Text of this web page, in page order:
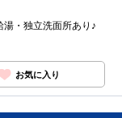
・独立洗面所あり♪
お気に入り